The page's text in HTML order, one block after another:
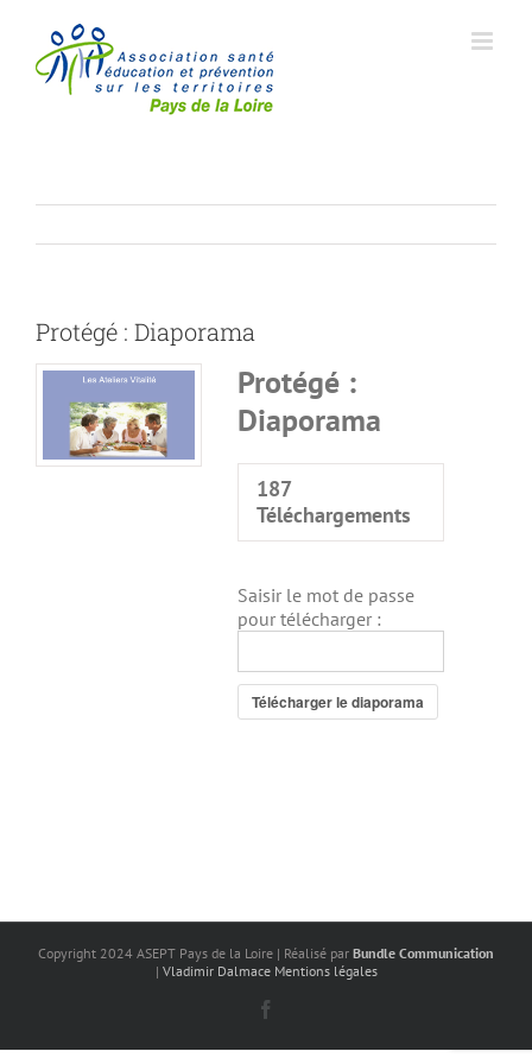
contenu
Protégé : Diaporama
Protégé :
Diaporama
187
Téléchargements
Saisir le mot de passe
pour télécharger :
Télécharger le diaporama
Copyright 2024 ASEPT Pays de la Loire | Réalisé par Bundle Communication
| Vladimir Dalmace Mentions légales